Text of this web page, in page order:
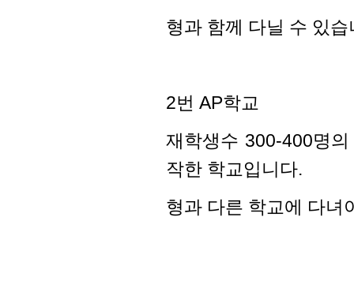
형과 함께 다닐 수 있습
2번 AP학교
재학생수 300-400명
작한 학교입니다.
형과 다른 학교에 다녀